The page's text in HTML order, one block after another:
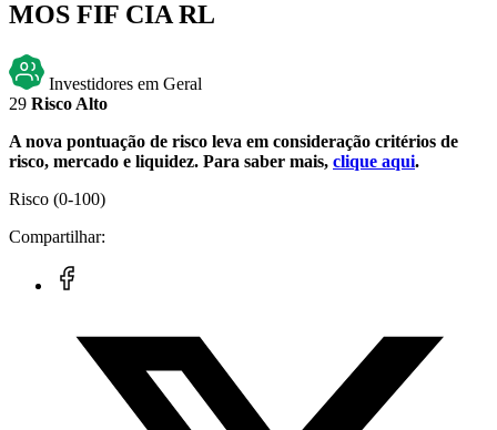
MOS FIF CIA RL
Investidores em Geral
29 Risco Alto
A nova pontuação de risco leva em consideração critérios de
risco, mercado e liquidez. Para saber mais, clique aqui.
Risco (0-100)
Compartilhar: